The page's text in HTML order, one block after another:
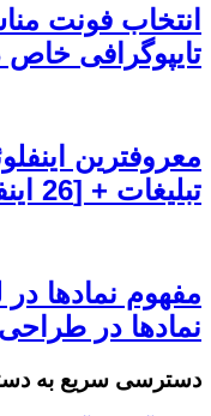
انتخاب فونت
تایپوگرافی خاص
معروفترین
تبلیغات + [26 اینفلوئنسر]
مفهوم نمادها در
نمادها در
دسترسی سریع به